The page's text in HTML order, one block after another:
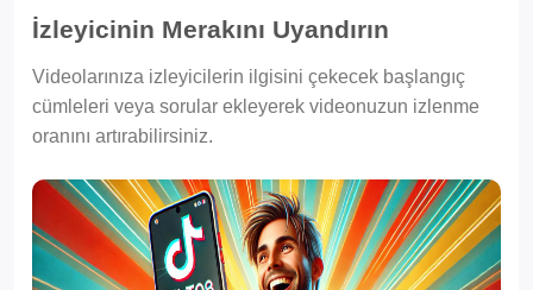
İzleyicinin Merakını Uyandırın
Videolarınıza izleyicilerin ilgisini çekecek başlangıç
cümleleri veya sorular ekleyerek videonuzun izlenme
oranını artırabilirsiniz.